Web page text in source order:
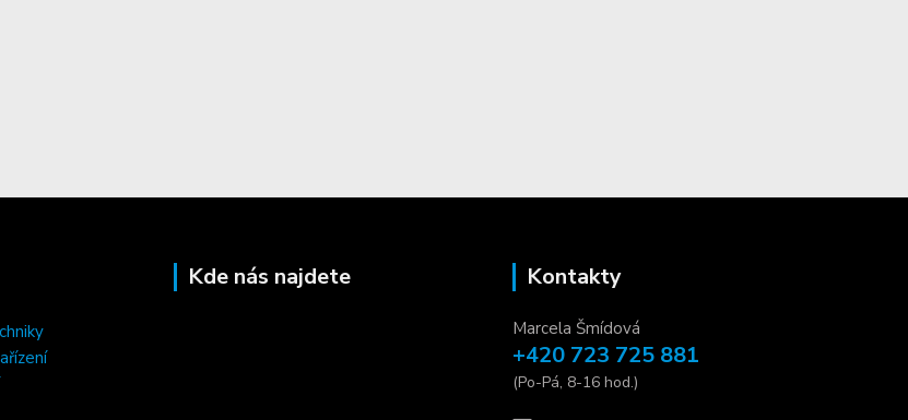
Kde nás najdete Kontakty
Marcela Šmídová
+420 723 725 881
(Po-Pá, 8-16 hod.)